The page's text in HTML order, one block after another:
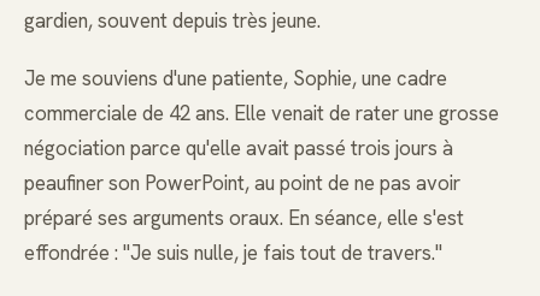
gardien, souvent depuis très jeune.
Je me souviens d'une patiente, Sophie, une cadre
commerciale de 42 ans. Elle venait de rater une grosse
négociation parce qu'elle avait passé trois jours à
peaufiner son PowerPoint, au point de ne pas avoir
préparé ses arguments oraux. En séance, elle s'est
effondrée : "Je suis nulle, je fais tout de travers."